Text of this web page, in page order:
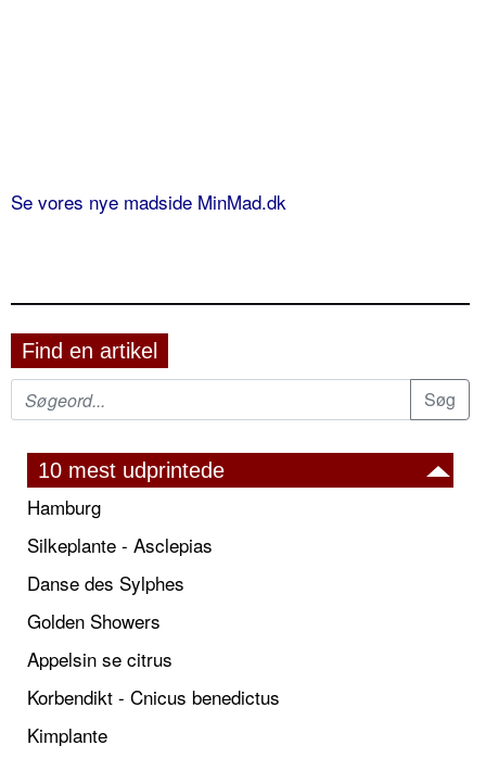
Se vores nye madside MinMad.dk
Find en artikel
10 mest udprintede
Hamburg
Silkeplante - Asclepias
Danse des Sylphes
Golden Showers
Appelsin se citrus
Korbendikt - Cnicus benedictus
Kimplante